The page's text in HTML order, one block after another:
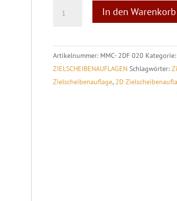
WALDTROLLWACHE
Menge
In den Warenkorb
Artikelnummer: MMC- 2DF 020 Kategorie:
ZIELSCHEIBENAUFLAGEN Schlagwörter:
Zielscheibenauflage, 2D